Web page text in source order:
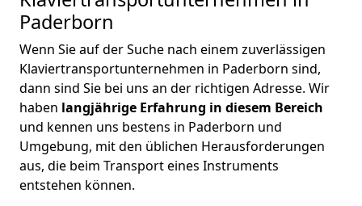
Paderborn
Wenn Sie auf der Suche nach einem zuverlässigen
Klaviertransportunternehmen in Paderborn sind,
dann sind Sie bei uns an der richtigen Adresse. Wir
haben langjährige Erfahrung in diesem Bereich
und kennen uns bestens in Paderborn und
Umgebung, mit den üblichen Herausforderungen
aus, die beim Transport eines Instruments
entstehen können.